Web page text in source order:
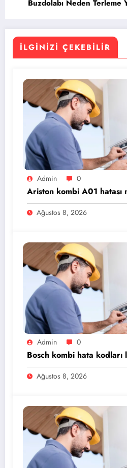
Buzdolabı Neden Terleme
İLGINIZI ÇEKEBILIR
Admin 0
Ariston kombi A01 hatası
Ağustos 8, 2026
Admin 0
Bosch kombi hata kodları
Ağustos 8, 2026